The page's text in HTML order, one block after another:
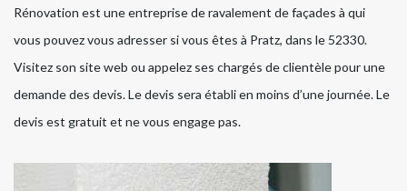
Rénovation est une entreprise de ravalement de façades à qui
vous pouvez vous adresser si vous êtes à Pratz, dans le 52330.
Visitez son site web ou appelez ses chargés de clientèle pour une
demande des devis. Le devis sera établi en moins d’une journée. Le
devis est gratuit et ne vous engage pas.